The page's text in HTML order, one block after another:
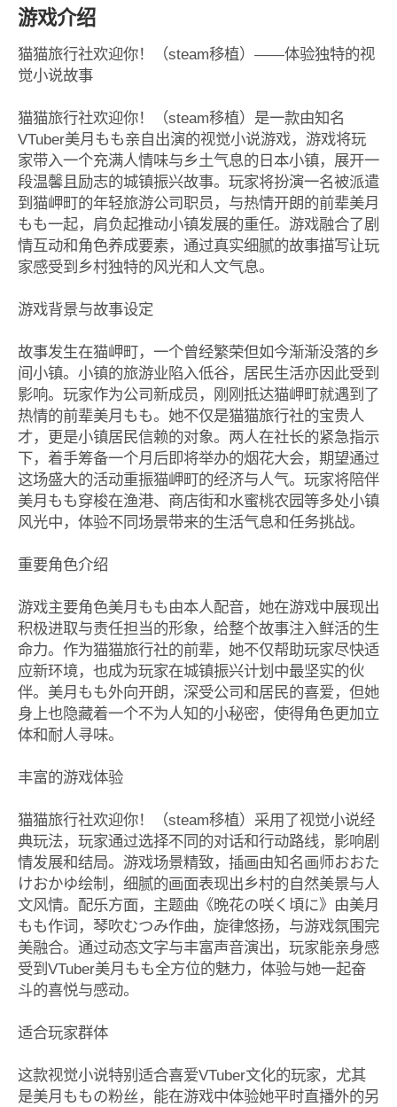
游戏介绍
猫猫旅行社欢迎你！（steam移植）——体验独特的视
觉小说故事
猫猫旅行社欢迎你！（steam移植）是一款由知名
VTuber美月もも亲自出演的视觉小说游戏，游戏将玩
家带入一个充满人情味与乡土气息的日本小镇，展开一
段温馨且励志的城镇振兴故事。玩家将扮演一名被派遣
到猫岬町的年轻旅游公司职员，与热情开朗的前辈美月
もも一起，肩负起推动小镇发展的重任。游戏融合了剧
情互动和角色养成要素，通过真实细腻的故事描写让玩
家感受到乡村独特的风光和人文气息。
游戏背景与故事设定
故事发生在猫岬町，一个曾经繁荣但如今渐渐没落的乡
间小镇。小镇的旅游业陷入低谷，居民生活亦因此受到
影响。玩家作为公司新成员，刚刚抵达猫岬町就遇到了
热情的前辈美月もも。她不仅是猫猫旅行社的宝贵人
才，更是小镇居民信赖的对象。两人在社长的紧急指示
下，着手筹备一个月后即将举办的烟花大会，期望通过
这场盛大的活动重振猫岬町的经济与人气。玩家将陪伴
美月もも穿梭在渔港、商店街和水蜜桃农园等多处小镇
风光中，体验不同场景带来的生活气息和任务挑战。
重要角色介绍
游戏主要角色美月もも由本人配音，她在游戏中展现出
积极进取与责任担当的形象，给整个故事注入鲜活的生
命力。作为猫猫旅行社的前辈，她不仅帮助玩家尽快适
应新环境，也成为玩家在城镇振兴计划中最坚实的伙
伴。美月もも外向开朗，深受公司和居民的喜爱，但她
身上也隐藏着一个不为人知的小秘密，使得角色更加立
体和耐人寻味。
丰富的游戏体验
猫猫旅行社欢迎你！（steam移植）采用了视觉小说经
典玩法，玩家通过选择不同的对话和行动路线，影响剧
情发展和结局。游戏场景精致，插画由知名画师おおた
けおかゆ绘制，细腻的画面表现出乡村的自然美景与人
文风情。配乐方面，主题曲《晩花の咲く頃に》由美月
もも作词，琴吹むつみ作曲，旋律悠扬，与游戏氛围完
美融合。通过动态文字与丰富声音演出，玩家能亲身感
受到VTuber美月もも全方位的魅力，体验与她一起奋
斗的喜悦与感动。
适合玩家群体
这款视觉小说特别适合喜爱VTuber文化的玩家，尤其
是美月ももの粉丝，能在游戏中体验她平时直播外的另